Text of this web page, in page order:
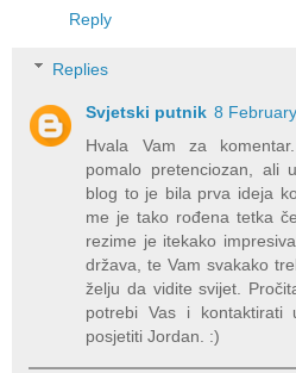
Reply
Replies
Svjetski putnik 8
Hvala Vam za
pomalo pretenciozan, ali
blog to je bila prva ideja
me je tako rođena tetka
rezime je itekako
država, te Vam svakako
želju da vidite svijet.
potrebi Vas i kontaktirati
posjetiti Jordan. :)